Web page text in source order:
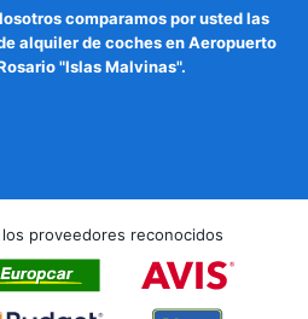
comparamos por usted las
alquiler de coches en Aeropuerto
"Islas Malvinas".
proveedores reconocidos